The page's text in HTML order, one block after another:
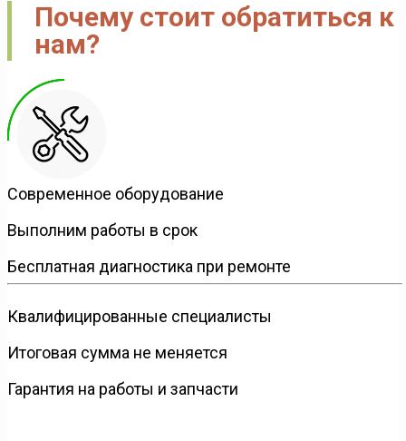
Почему стоит обратиться к
нам?
Современное оборудование
Выполним работы в срок
Бесплатная диагностика при ремонте
Квалифицированные специалисты
Итоговая сумма не меняется
Гарантия на работы и запчасти